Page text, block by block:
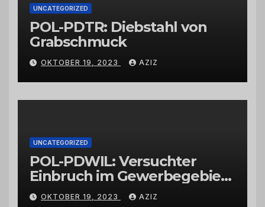
UNCATEGORIZED
POL-PDTR: Diebstahl von
Grabschmuck
OKTOBER 19, 2023 AZIZ
UNCATEGORIZED
POL-PDWIL: Versuchter
Einbruch im Gewerbegebiet
Wittlich
OKTOBER 19, 2023 AZIZ